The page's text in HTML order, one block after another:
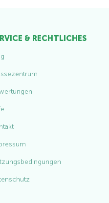
& RECHTLICHES